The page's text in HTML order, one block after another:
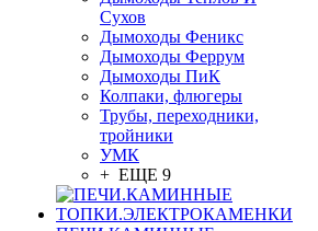
Сухов
Дымоходы Феникс
Дымоходы Феррум
Дымоходы ПиК
Колпаки, флюгеры
Трубы, переходники,
тройники
УМК
+ ЕЩЕ 9